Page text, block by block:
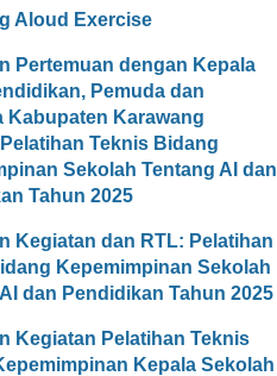
Aloud Exercise
Pertemuan dengan Kepala
Pemuda dan
Kabupaten Karawang
Teknis Bidang
Sekolah Tentang AI dan
Tahun 2025
Kegiatan dan RTL: Pelatihan
Kepemimpinan Sekolah
dan Pendidikan Tahun 2025
Kegiatan Pelatihan Teknis
Kepala Sekolah